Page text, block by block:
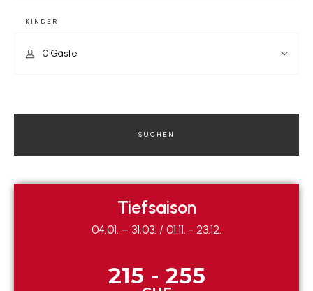
KINDER
SUCHEN
Tiefsaison
04.01. – 31.03. / 01.11. - 23.12.
215 - 255